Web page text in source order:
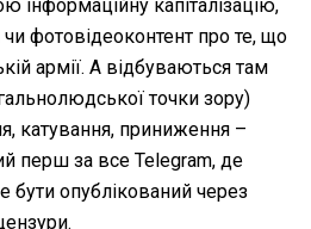
інформаційну капіталізацію,
фотовідеоконтент про те, що
армії. А відбуваються там
точки зору)
катування, приниження –
перш за все Telegram, де
бути опублікований через